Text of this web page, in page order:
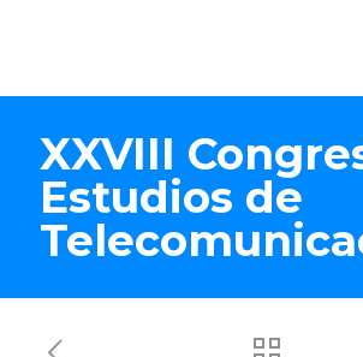
XXVIII
Estudios de